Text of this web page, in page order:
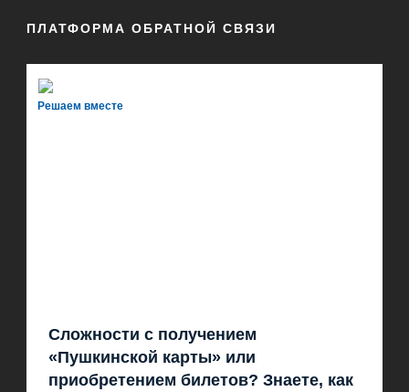
ПЛАТФОРМА ОБРАТНОЙ СВЯЗИ
Решаем вместе
Сложности с получением
«Пушкинской карты» или
приобретением билетов? Знаете, как